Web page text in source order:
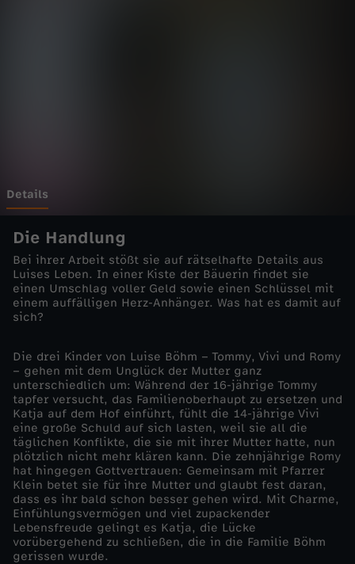
h
l
i
n
g
s
k
i
n
d
Details
Die Handlung
Bei ihrer Arbeit stößt sie auf rätselhafte Details aus
Luises Leben. In einer Kiste der Bäuerin findet sie
einen Umschlag voller Geld sowie einen Schlüssel mit
einem auffälligen Herz-Anhänger. Was hat es damit auf
sich?
Die drei Kinder von Luise Böhm – Tommy, Vivi und Romy
– gehen mit dem Unglück der Mutter ganz
unterschiedlich um: Während der 16-jährige Tommy
tapfer versucht, das Familienoberhaupt zu ersetzen und
Katja auf dem Hof einführt, fühlt die 14-jährige Vivi
eine große Schuld auf sich lasten, weil sie all die
täglichen Konflikte, die sie mit ihrer Mutter hatte, nun
plötzlich nicht mehr klären kann. Die zehnjährige Romy
hat hingegen Gottvertrauen: Gemeinsam mit Pfarrer
Klein betet sie für ihre Mutter und glaubt fest daran,
dass es ihr bald schon besser gehen wird. Mit Charme,
Einfühlungsvermögen und viel zupackender
Lebensfreude gelingt es Katja, die Lücke
vorübergehend zu schließen, die in die Familie Böhm
gerissen wurde.